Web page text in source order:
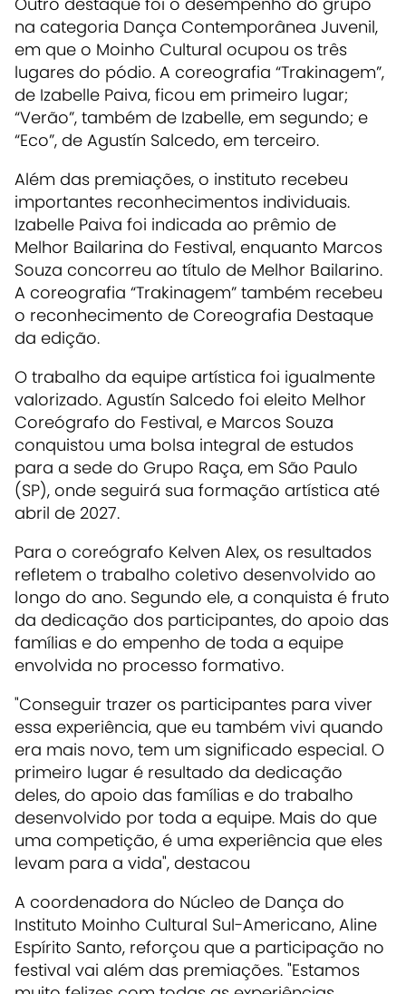
na categoria Dança Contemporânea Juvenil,
em que o Moinho Cultural ocupou os três
lugares do pódio. A coreografia “Trakinagem”,
de Izabelle Paiva, ficou em primeiro lugar;
“Verão”, também de Izabelle, em segundo; e
“Eco”, de Agustín Salcedo, em terceiro.
Além das premiações, o instituto recebeu
importantes reconhecimentos individuais.
Izabelle Paiva foi indicada ao prêmio de
Melhor Bailarina do Festival, enquanto Marcos
Souza concorreu ao título de Melhor Bailarino.
A coreografia “Trakinagem” também recebeu
o reconhecimento de Coreografia Destaque
da edição.
O trabalho da equipe artística foi igualmente
valorizado. Agustín Salcedo foi eleito Melhor
Coreógrafo do Festival, e Marcos Souza
conquistou uma bolsa integral de estudos
para a sede do Grupo Raça, em São Paulo
(SP), onde seguirá sua formação artística até
abril de 2027.
Para o coreógrafo Kelven Alex, os resultados
refletem o trabalho coletivo desenvolvido ao
longo do ano. Segundo ele, a conquista é fruto
da dedicação dos participantes, do apoio das
famílias e do empenho de toda a equipe
envolvida no processo formativo.
"Conseguir trazer os participantes para viver
essa experiência, que eu também vivi quando
era mais novo, tem um significado especial. O
primeiro lugar é resultado da dedicação
deles, do apoio das famílias e do trabalho
desenvolvido por toda a equipe. Mais do que
uma competição, é uma experiência que eles
levam para a vida", destacou
A coordenadora do Núcleo de Dança do
Instituto Moinho Cultural Sul-Americano, Aline
Espírito Santo, reforçou que a participação no
festival vai além das premiações. "Estamos